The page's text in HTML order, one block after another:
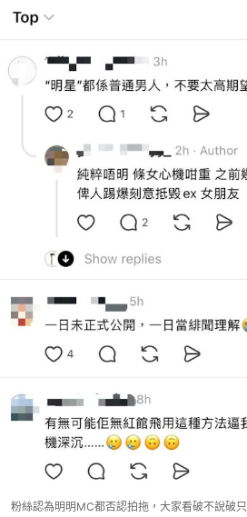
粉絲認為明明MC都否認拍拖，大家看破不說破